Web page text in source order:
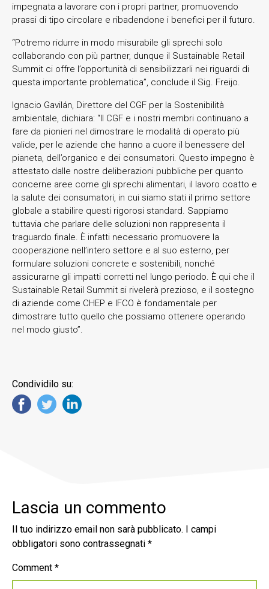
impegnata a lavorare con i propri partner, promuovendo
prassi di tipo circolare e ribadendone i benefici per il futuro.
“Potremo ridurre in modo misurabile gli sprechi solo
collaborando con più partner, dunque il Sustainable Retail
Summit ci offre l’opportunità di sensibilizzarli nei riguardi di
questa importante problematica”, conclude il Sig. Freijo.
Ignacio Gavilán, Direttore del CGF per la Sostenibilità
ambientale, dichiara: “Il CGF e i nostri membri continuano a
fare da pionieri nel dimostrare le modalità di operato più
valide, per le aziende che hanno a cuore il benessere del
pianeta, dell’organico e dei consumatori. Questo impegno è
attestato dalle nostre deliberazioni pubbliche per quanto
concerne aree come gli sprechi alimentari, il lavoro coatto e
la salute dei consumatori, in cui siamo stati il primo settore
globale a stabilire questi rigorosi standard. Sappiamo
tuttavia che parlare delle soluzioni non rappresenta il
traguardo finale. È infatti necessario promuovere la
cooperazione nell’intero settore e al suo esterno, per
formulare soluzioni concrete e sostenibili, nonché
assicurarne gli impatti corretti nel lungo periodo. È qui che il
Sustainable Retail Summit si rivelerà prezioso, e il sostegno
di aziende come CHEP e IFCO è fondamentale per
dimostrare tutto quello che possiamo ottenere operando
nel modo giusto”.
Condividilo su:
Lascia un commento
Il tuo indirizzo email non sarà pubblicato.
I campi
obbligatori sono contrassegnati *
Comment *